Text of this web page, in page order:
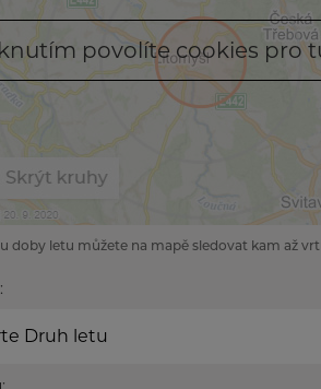
povolíte cookies pro
doby letu můžete na mapě sledovat kam až
Druh letu